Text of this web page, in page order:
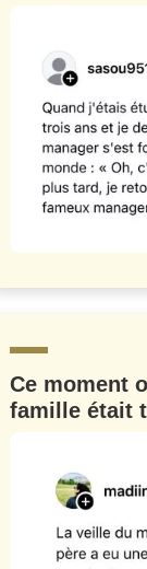
Ce moment
famille était